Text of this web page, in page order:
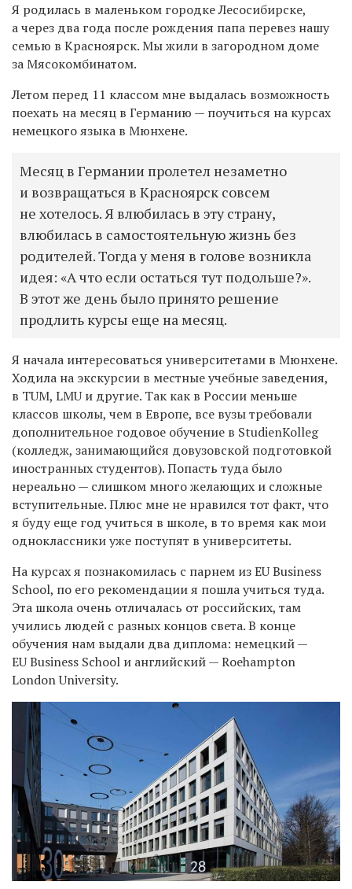
Я родилась в маленьком городке Лесосибирске,
а через два года после рождения папа перевез нашу
семью в Красноярск. Мы жили в загородном доме
за Мясокомбинатом.
Летом перед 11 классом мне выдалась возможность
поехать на месяц в Германию — поучиться на курсах
немецкого языка в Мюнхене.
Месяц в Германии пролетел незаметно
и возвращаться в Красноярск совсем
не хотелось. Я влюбилась в эту страну,
влюбилась в самостоятельную жизнь без
родителей. Тогда у меня в голове возникла
идея: «А что если остаться тут подольше?».
В этот же день было принято решение
продлить курсы еще на месяц.
Я начала интересоваться университетами в Мюнхене.
Ходила на экскурсии в местные учебные заведения,
в TUM, LMU и другие. Так как в России меньше
классов школы, чем в Европе, все вузы требовали
дополнительное годовое обучение в StudienKolleg
(колледж, занимающийся довузовской подготовкой
иностранных студентов). Попасть туда было
нереально — слишком много желающих и сложные
вступительные. Плюс мне не нравился тот факт, что
я буду еще год учиться в школе, в то время как мои
одноклассники уже поступят в университеты.
На курсах я познакомилась с парнем из EU Business
School, по его рекомендации я пошла учиться туда.
Эта школа очень отличалась от российских, там
учились людей с разных концов света. В конце
обучения нам выдали два диплома: немецкий —
EU Business School и английский — Roehampton
London University.